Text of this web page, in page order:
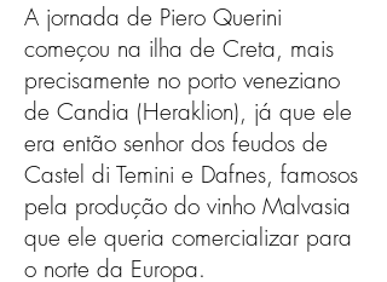
A jornada de Piero Querini
começou na ilha de Creta, mais
precisamente no porto veneziano
de Candia (Heraklion), já que ele
era então senhor dos feudos de
Castel di Temini e Dafnes, famosos
pela produção do vinho Malvasia
que ele queria comercializar para
o norte da Europa.